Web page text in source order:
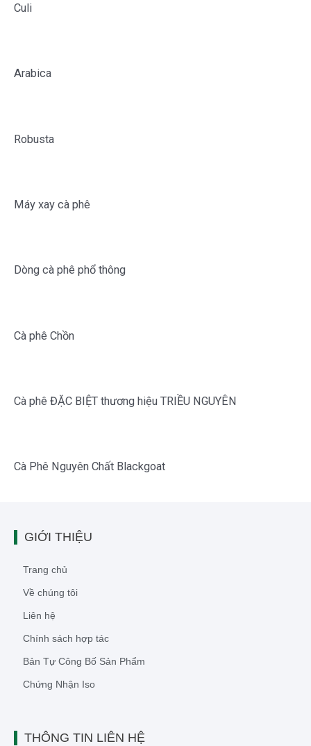
Culi
Arabica
Robusta
Máy xay cà phê
Dòng cà phê phổ thông
Cà phê Chồn
Cà phê ĐẶC BIỆT thương hiệu TRIỀU NGUYÊN
Cà Phê Nguyên Chất Blackgoat
GIỚI THIỆU
Trang chủ
Về chúng tôi
Liên hệ
Chính sách hợp tác
Bản Tự Công Bố Sản Phẩm
Chứng Nhận Iso
THÔNG TIN LIÊN HỆ